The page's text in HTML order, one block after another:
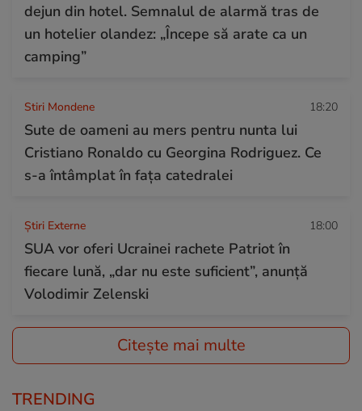
dejun din hotel. Semnalul de alarmă tras de
un hotelier olandez: „Începe să arate ca un
camping”
Stiri Mondene 18:20
Sute de oameni au mers pentru nunta lui
Cristiano Ronaldo cu Georgina Rodriguez. Ce
s-a întâmplat în fața catedralei
Știri Externe 18:00
SUA vor oferi Ucrainei rachete Patriot în
fiecare lună, „dar nu este suficient”, anunță
Volodimir Zelenski
Citește mai multe
TRENDING